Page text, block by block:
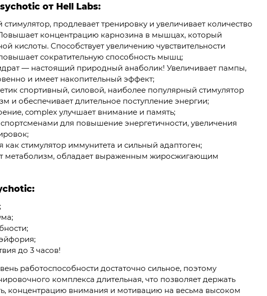
от Hell Labs:
продлевает тренировку и увеличивает количество
концентрацию карнозина в мышцах, который
кислоты. Способствует увеличению чувствительности
сократительную способность мышц;
— настоящий природный анаболик! Увеличивает пампы,
и имеет накопительный эффект;
спортивный, силовой, наиболее популярный стимулятор
и обеспечивает длительное поступление энергии;
complex улучшает внимание и память;
для повышение энергетичности, увеличения
стимулятор иммунитета и сильный адаптоген;
метаболизм, обладает выраженным жиросжигающим
до 3 часов!
работоспособности достаточно сильное, поэтому
комплекса длительная, что позволяет держать
концентрацию внимания и мотивацию на весьма высоком